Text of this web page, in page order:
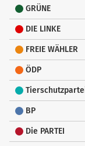
GRÜNE
DIE LINKE
FREIE WÄHLER
ÖDP
BP
Die PARTEI